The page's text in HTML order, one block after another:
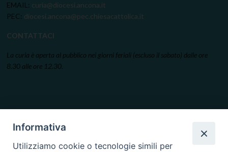
EMAIL: curia@diocesi.ancona.it
PEC: diocesi.ancona@pec.chiesacattolica.it
CONTATTACI
La curia è aperta al pubblico nei giorni feriali (escluso il sabato) dalle ore
8.30 alle ore 12.30.
Informativa
Utilizziamo cookie o tecnologie simili per